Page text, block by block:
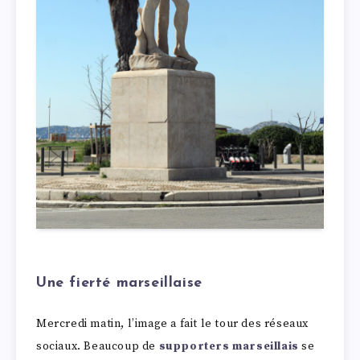
Une fierté marseillaise
Mercredi matin, l’image a fait le tour des réseaux
sociaux. Beaucoup de supporters marseillais se